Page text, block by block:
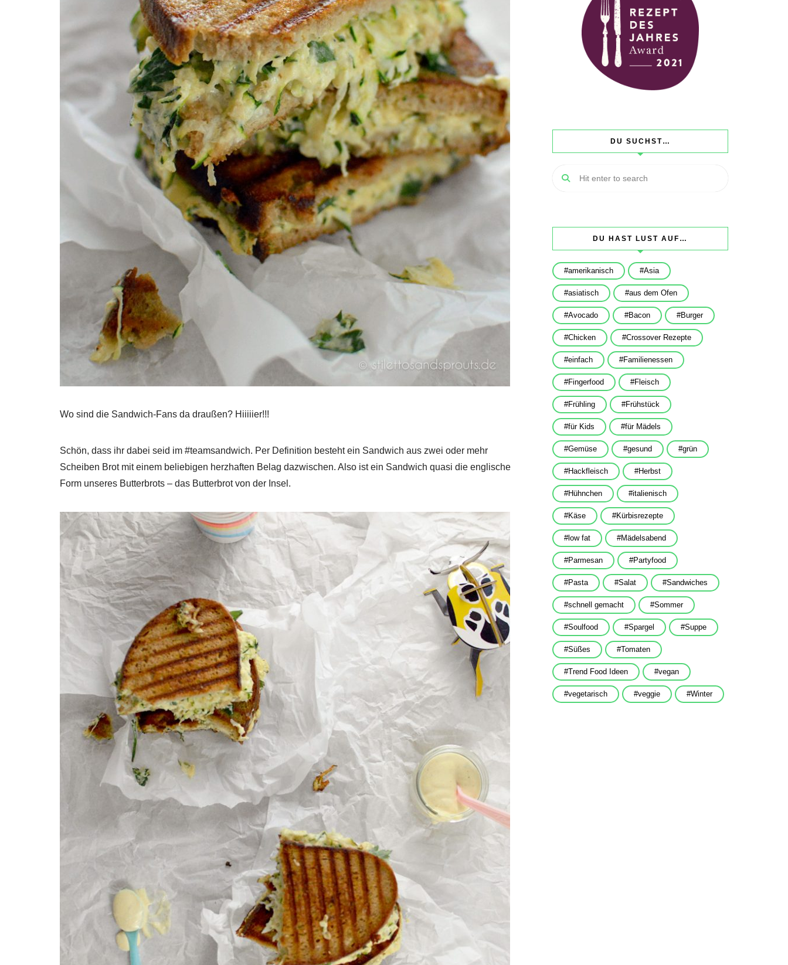
Wo sind die Sandwich-Fans da draußen? Hiiiiier!!!
Schön, dass ihr dabei seid im #teamsandwich. Per Definition besteht ein Sandwich aus zwei oder mehr
Scheiben Brot mit einem beliebigen herzhaften Belag dazwischen. Also ist ein Sandwich quasi die englische
Form unseres Butterbrots – das Butterbrot von der Insel.
DU SUCHST…
DU HAST LUST AUF…
amerikanisch Asia
asiatisch aus dem Ofen
Avocado Bacon Burger
Chicken Crossover Rezepte
einfach Familienessen
Fingerfood Fleisch
Frühling Frühstück
für Kids für Mädels
Gemüse gesund grün
Hackfleisch Herbst
Hühnchen italienisch
Käse Kürbisrezepte
low fat Mädelsabend
Parmesan Partyfood
Pasta Salat Sandwiches
schnell gemacht Sommer
Soulfood Spargel Suppe
Süßes Tomaten
Trend Food Ideen vegan
vegetarisch veggie Winter